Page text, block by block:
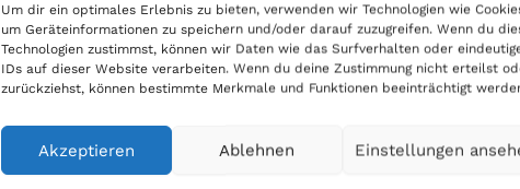
Um dir ein optimales Erlebnis zu bieten, verwenden wir Technologien wie
um Geräteinformationen zu speichern und/oder darauf zuzugreifen. Wenn du
Technologien zustimmst, können wir Daten wie das Surfverhalten oder
IDs auf dieser Website verarbeiten. Wenn du deine Zustimmung nicht erteilst
zurückziehst, können bestimmte Merkmale und Funktionen beeinträchtigt
Akzeptieren Ablehnen Einstellungen